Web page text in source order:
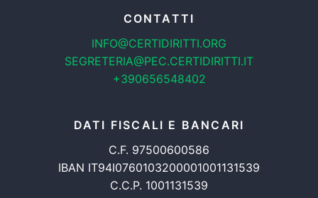
CONTATTI
INFO@CERTIDIRITTI.ORG
SEGRETERIA@PEC.CERTIDIRITTI.IT
+390656548402
DATI FISCALI E BANCARI
C.F. 97500600586
IBAN IT94I0760103200001001131539
C.C.P. 1001131539